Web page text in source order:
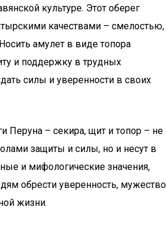
культуре. Этот оберег
качествами – смелостью,
амулет в виде топора
и поддержку в трудных
силы и уверенности в своих
Перуна – секира, щит и топор – не
защиты и силы, но и несут в
и мифологические значения,
обрести уверенность, мужество
жизни.